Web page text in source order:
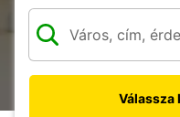
Válassza